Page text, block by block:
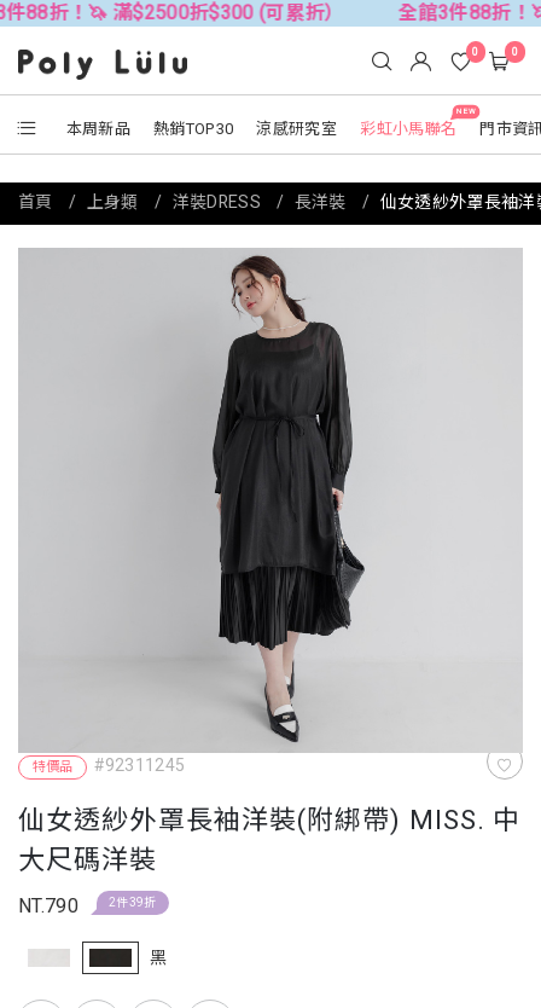
🦄 滿$2500折$300 (可累折） 全館3件88折！🦄 滿
本周新品 熱銷TOP30 涼感研究室
NEW
彩虹小馬聯名 門市資
0 0
特價品 #92311245
仙女透紗外罩長袖洋裝(附綁帶) MISS. 中
大尺碼洋裝
NT.790 2件39折
黑
首頁 上身類 洋裝DRESS 長洋裝 仙女透紗外罩長袖